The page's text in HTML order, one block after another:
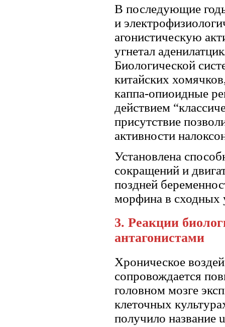
В последующие
и
агонистическую
угнетал
Биологической
китайских
каппа-опиоидные
действием
присутствие
активности
Установлена
сокращений и
поздней
морфина в сходных
3. Реакции
антагонистами
Хроническое
сопровождается
головном мозге
клеточных
получило название